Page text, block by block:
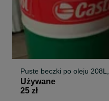
Puste beczki po oleju
Używane
25 zł